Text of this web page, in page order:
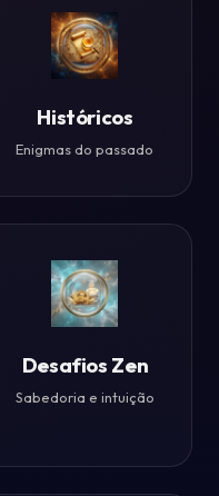
Históricos
Enigmas do passado
Desafios Zen
Sabedoria e intuição